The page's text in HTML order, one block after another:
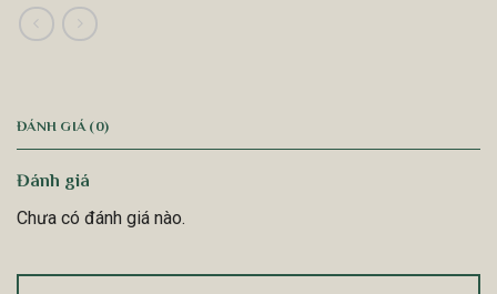
ĐÁNH GIÁ (0)
Đánh giá
Chưa có đánh giá nào.